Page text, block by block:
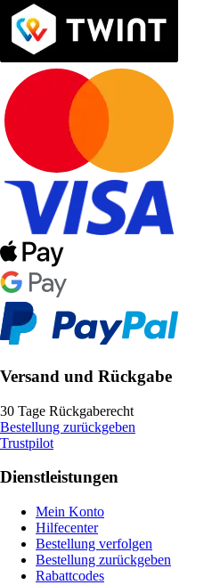
Versand und Rückgabe
30 Tage Rückgaberecht
Bestellung zurückgeben
Trustpilot
Dienstleistungen
Mein Konto
Hilfecenter
Bestellung verfolgen
Bestellung zurückgeben
Rabattcodes